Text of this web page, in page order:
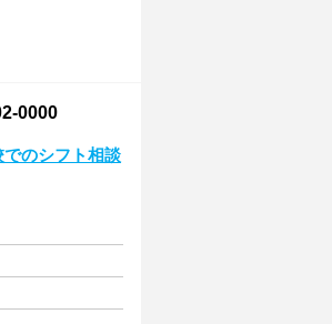
0000
でのシフト相談